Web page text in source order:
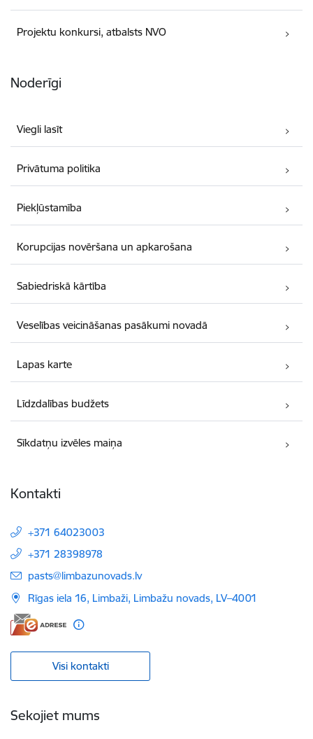
Projektu konkursi, atbalsts NVO
Noderīgi
Viegli lasīt
Privātuma politika
Piekļūstamība
Korupcijas novēršana un apkarošana
Sabiedriskā kārtība
Veselības veicināšanas pasākumi novadā
Lapas karte
Līdzdalības budžets
Sīkdatņu izvēles maiņa
Kontakti
+371 64023003
+371 28398978
E-pasts:
pasts@limbazunovads.lv
Rīgas iela 16, Limbaži, Limbažu novads, LV–4001
Visi kontakti
Sekojiet mums